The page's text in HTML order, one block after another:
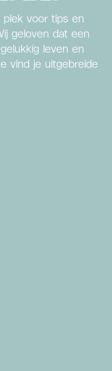
plek voor tips en
geloven dat een
leven en
vind je uitgebreide